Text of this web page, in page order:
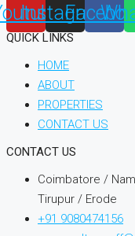
Instagram
QUICK LINKS
HOME
ABOUT
PROPERTIES
CONTACT US
CONTACT US
Coimbatore /
Tirupur / Erode
+91 9080474156